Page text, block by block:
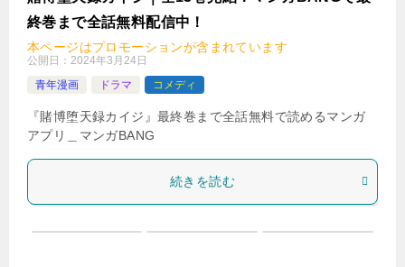
終巻まで全話無料配信中！
本ページはプロモーションが含まれています
公開日： 2024年3月24日
青年漫画
ドラマ コメディ
『賭博堕天録カイジ』最終巻まで全話無料で読めるマンガ
アプリ＿マンガBANG
続きを読む